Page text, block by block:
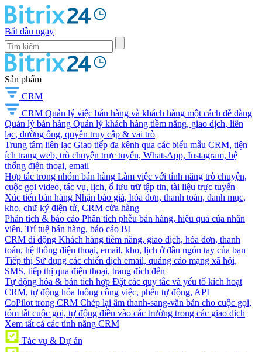
Bắt đầu ngay
Sản phẩm
CRM
CRM Quản lý việc bán hàng và khách hàng một cách dễ dàng
Quản lý bán hàng Quản lý khách hàng tiềm năng, giao dịch, liên
lạc, đường ống, quyền truy cập & vai trò
Trung tâm liên lạc Giao tiếp đa kênh qua các biểu mẫu CRM, tiện
ích trang web, trò chuyện trực tuyến, WhatsApp, Instagram, hệ
thống điện thoại, email
Hợp tác trong nhóm bán hàng Làm việc với tính năng trò chuyện,
cuộc gọi video, tác vụ, lịch, ổ lưu trữ tập tin, tài liệu trực tuyến
Xúc tiến bán hàng Nhận báo giá, hóa đơn, thanh toán, danh mục,
kho, chữ ký điện tử, CRM cửa hàng
Phân tích & báo cáo Phân tích phễu bán hàng, hiệu quả của nhân
viên, Trí tuệ bán hàng, báo cáo BI
CRM di động Khách hàng tiềm năng, giao dịch, hóa đơn, thanh
toán, hệ thống điện thoại, email, kho, lịch ở đầu ngón tay của bạn
Tiếp thị Sử dụng các chiến dịch email, quảng cáo mạng xã hội,
SMS, tiếp thị qua điện thoại, trang đích đến
Tự động hóa & bản tích hợp Đặt các quy tắc và yếu tố kích hoạt
CRM, tự động hóa luồng công việc, phễu tự động, API
CoPilot trong CRM Chép lại âm thanh-sang-văn bản cho cuộc gọi,
tóm tắt cuộc gọi, tự động điền vào các trường trong các giao dịch
Xem tất cả các tính năng CRM
Tác vụ & Dự án